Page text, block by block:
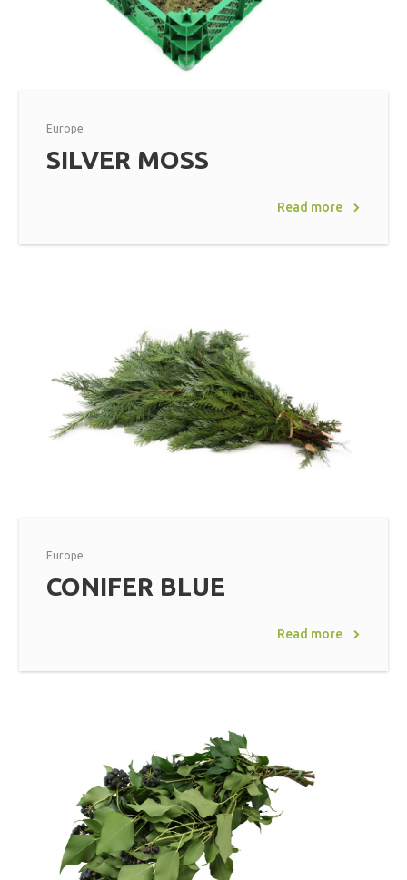
Europe
SILVER MOSS
Read more
Europe
CONIFER BLUE
Read more